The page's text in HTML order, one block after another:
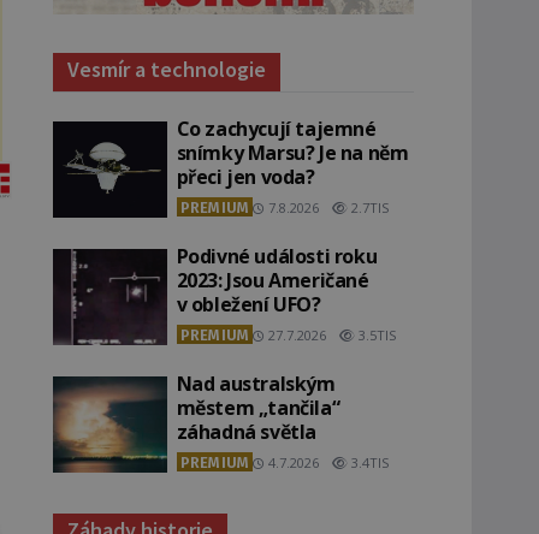
Vesmír a technologie
Co zachycují tajemné
snímky Marsu? Je na něm
přeci jen voda?
PREMIUM 7.8.2026 2.7TIS
Podivné události roku
2023: Jsou Američané
v obležení UFO?
PREMIUM 27.7.2026 3.5TIS
Nad australským
městem „tančila“
záhadná světla
PREMIUM 4.7.2026 3.4TIS